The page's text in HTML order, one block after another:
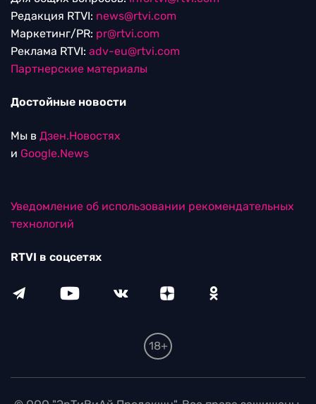
Редакция RTVI: news@rtvi.com
Маркетинг/PR: pr@rtvi.com
Реклама RTVI: adv-eu@rtvi.com
Партнерские материалы
Достойные новости
Мы в Дзен.Новостях
и Google.News
Уведомление об использовании рекомендательных
технологий
RTVI в соцсетях
18+